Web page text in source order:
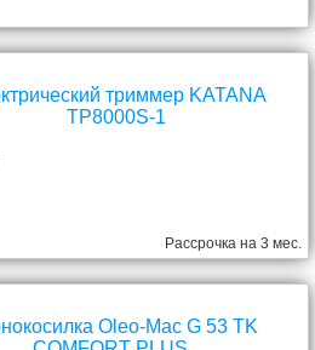
триммер KATANA
TP8000S-1
Рассрочка на 3 мес.
Oleo-Mac G 53 TK